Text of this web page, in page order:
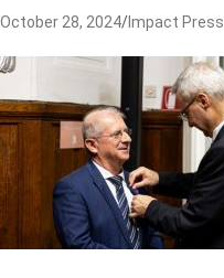
October 28, 2024 Impact Press